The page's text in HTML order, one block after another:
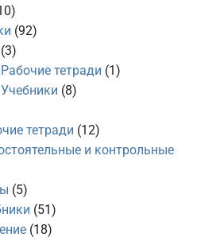
(92)
тетради (1)
(8)
тетради (12)
и контрольные
(5)
(51)
(18)